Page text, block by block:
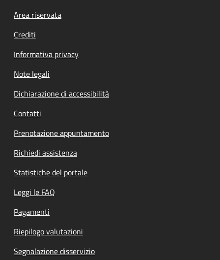
Footer menu
Area riservata
Crediti
Informativa privacy
Note legali
Dichiarazione di accessibilità
Contatti
Prenotazione appuntamento
Richiedi assistenza
Statistiche del portale
Leggi le FAQ
Pagamenti
Riepilogo valutazioni
Segnalazione disservizio